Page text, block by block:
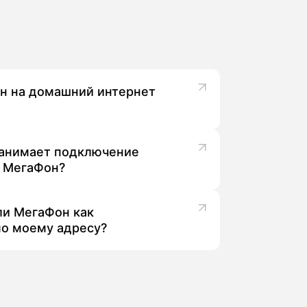
скорости и комфортной работы,
именно из Корсакове.
на домашний интернет
подключение
МегаФон?
МегаФон как
моему адресу?